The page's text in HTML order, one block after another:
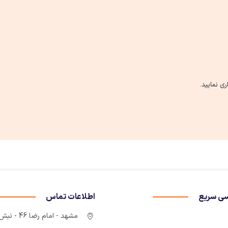
نمایید.
سریع اطلاعات تماس
مشهد - امام رضا 46 - نبش چهارراه سوم